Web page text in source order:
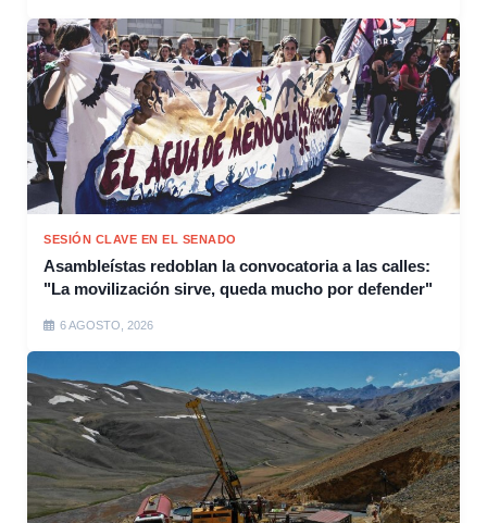
SESIÓN CLAVE EN EL SENADO
Asambleístas redoblan la convocatoria a las calles:
"La movilización sirve, queda mucho por defender"
6 AGOSTO, 2026